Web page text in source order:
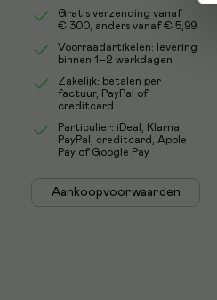
Gratis verzending vanaf
€ 300 , anders vanaf € 5,99
Voorraadartikelen: levering
binnen 1–2 werkdagen
Zakelijk: betalen per
factuur, PayPal of
creditcard
Particulier: iDeal, Klarna,
PayPal, creditcard, Apple
Pay of Google Pay
Aankoopvoorwaarden